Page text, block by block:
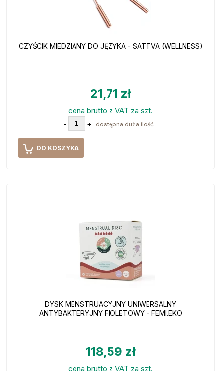
CZYŚCIK MIEDZIANY DO JĘZYKA - SATTVA (WELLNESS)
21,71 zł
cena brutto z VAT za szt.
- + dostępna duża ilość
DO KOSZYKA
DYSK MENSTRUACYJNY UNIWERSALNY
ANTYBAKTERYJNY FIOLETOWY - FEMI.EKO
118,59 zł
cena brutto z VAT za szt.